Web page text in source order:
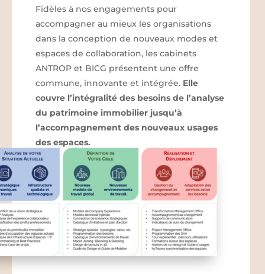
Fidèles à nos engagements pour
accompagner au mieux les organisations
dans la conception de nouveaux modes et
espaces de collaboration, les cabinets
ANTROP et BICG présentent une offre
commune, innovante et intégrée. Elle
couvre l’intégralité des besoins de l’analyse
du patrimoine immobilier jusqu’à
l’accompagnement des nouveaux usages
des espaces.